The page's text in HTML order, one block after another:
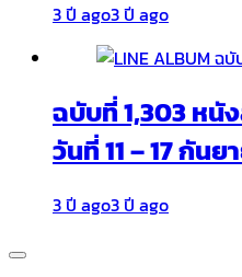
3 ปี ago3 ปี ago
ฉบับที่ 1,303 หนั
วันที่ 11 – 17 กัน
3 ปี ago3 ปี ago